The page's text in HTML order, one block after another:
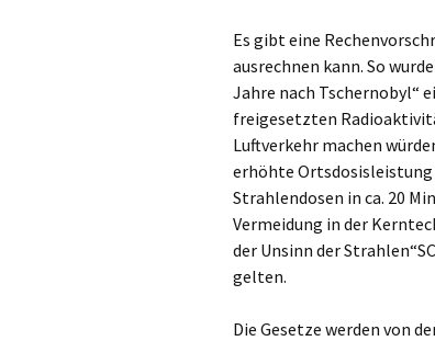
Es gibt eine
ausrechnen kann. So
Jahre nach Tschernobyl“
freigesetzten
Luftverkehr machen
erhöhte
Strahlendosen in ca. 20
Vermeidung in der
der Unsinn der
gelten.
Die Gesetze werden von